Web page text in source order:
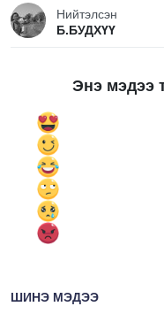
Нийтэлсэн
Б.БУДХҮҮ
Энэ мэдээ
ШИНЭ МЭДЭЭ